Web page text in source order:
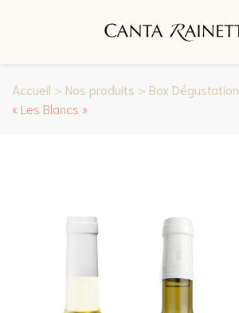
Accueil > Nos produits > Box Dégustation
« Les Blancs »